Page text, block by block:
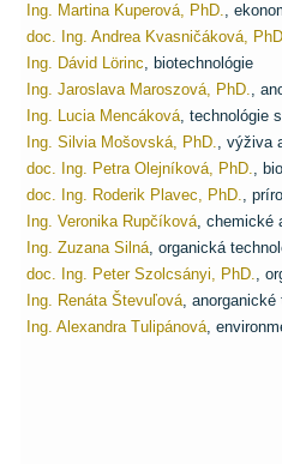
Ing. Martina Kuperová, PhD.,
doc. Ing. Andrea Kvasničáková,
Ing. Dávid Lörinc, biotechnológie
Ing. Jaroslava Maroszová, PhD.,
Ing. Lucia Mencáková, technológie
Ing. Silvia Mošovská, PhD., výživa
doc. Ing. Petra Olejníková, PhD.,
doc. Ing. Roderik Plavec, PhD.,
Ing. Veronika Rupčíková, chemické
Ing. Zuzana Silná, organická
doc. Ing. Peter Szolcsányi, PhD.,
Ing. Renáta Števuľová, anorganické
Ing. Alexandra Tulipánová,